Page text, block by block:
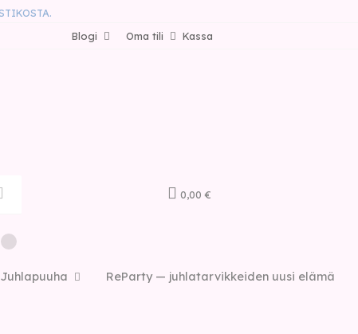
Kassa
Oma tili
Blogi
0,00 €
Juhlapuuha ReParty — juhlatarvikkeiden uusi elämä